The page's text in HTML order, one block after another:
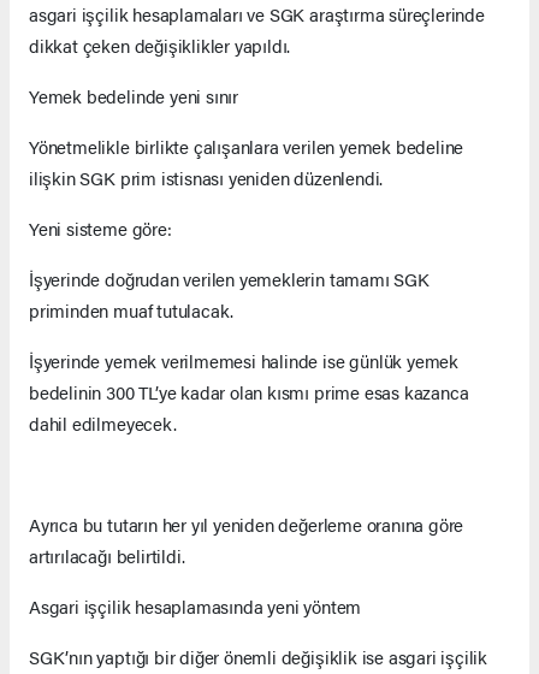
asgari işçilik hesaplamaları ve SGK araştırma süreçlerinde
dikkat çeken değişiklikler yapıldı.
Yemek bedelinde yeni sınır
Yönetmelikle birlikte çalışanlara verilen yemek bedeline
ilişkin SGK prim istisnası yeniden düzenlendi.
Yeni sisteme göre:
İşyerinde doğrudan verilen yemeklerin tamamı SGK
priminden muaf tutulacak.
İşyerinde yemek verilmemesi halinde ise günlük yemek
bedelinin 300 TL’ye kadar olan kısmı prime esas kazanca
dahil edilmeyecek.
Ayrıca bu tutarın her yıl yeniden değerleme oranına göre
artırılacağı belirtildi.
Asgari işçilik hesaplamasında yeni yöntem
SGK’nın yaptığı bir diğer önemli değişiklik ise asgari işçilik